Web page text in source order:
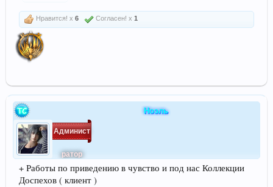
Нравится! x 6 Согласен! x 1
Ноэль
Админист
ратор
+ Работы по приведению в чувство и под нас Коллекции
Доспехов ( клиент )